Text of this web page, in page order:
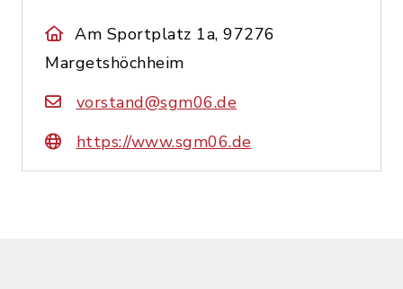
Am Sportplatz 1a, 97276
Margetshöchheim
vorstand@sgm06.de
https://www.sgm06.de